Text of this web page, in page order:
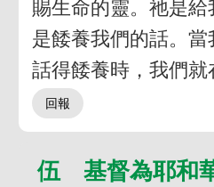
賜生命的靈。祂是
是餧養我們的話。
話得餧養時，我們就
伍 基督為耶和